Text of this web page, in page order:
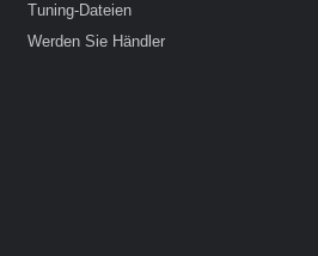
Tuning-Dateien
Werden Sie Händler